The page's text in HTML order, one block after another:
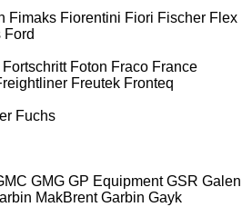
Fimaks Fiorentini Fiori Fischer Flex
Ford
Fortschritt Foton Fraco France
Freutek Fronteq
Fuchs
GMG GP Equipment GSR Galen
MakBrent Garbin Gayk